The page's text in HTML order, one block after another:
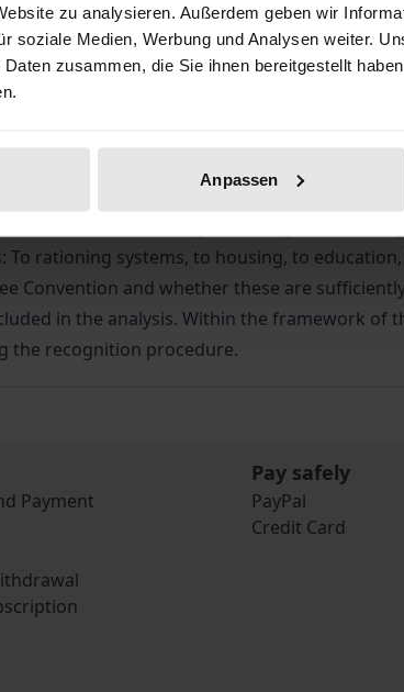
zu analysieren. Außerdem geben wir
soziale Medien, Werbung und Analysen weiter.
zusammen, die Sie ihnen bereitgestellt
Anpassen
Delivery cost notice
of international refugee law, regulates the
rationing systems, to housing, to
Convention and whether these are
in the analysis. Within the framework
the recognition procedure.
Payment
Pay safely
PayPal
Credit Card